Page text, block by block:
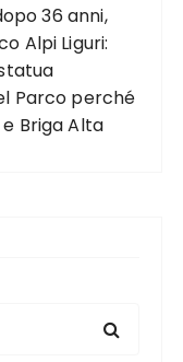
36 anni,
Alpi Liguri:
Parco perché
Briga Alta